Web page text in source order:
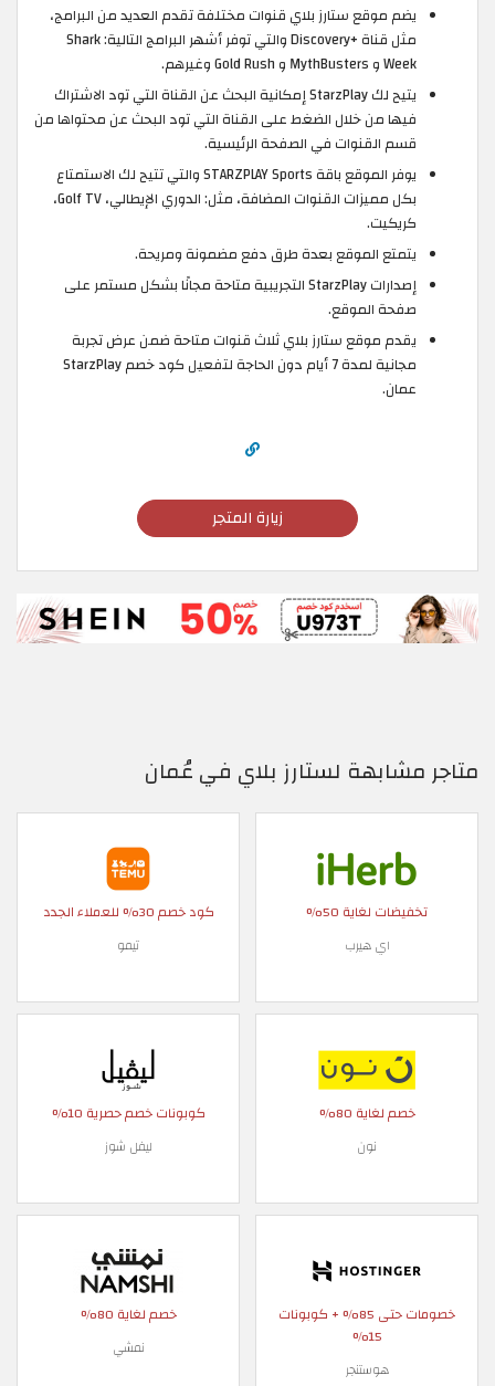
يضم موقع ستارز بلاي قنوات مختلفة تقدم العديد من البرامج،
مثل قناة +Discovery والتي توفر أشهر البرامج التالية: Shark
Week و MythBusters و Gold Rush وغيرهم.
يتيح لك StarzPlay إمكانية البحث عن القناة التي تود الاشتراك
فيها من خلال الضغط على القناة التي تود البحث عن محتواها من
قسم القنوات في الصفحة الرئيسية.
يوفر الموقع باقة STARZPLAY Sports والتي تتيح لك الاستمتاع
بكل مميزات القنوات المضافة، مثل: الدوري الإيطالي، Golf TV،
كريكيت.
يتمتع الموقع بعدة طرق دفع مضمونة ومريحة.
إصدارات StarzPlay التجريبية متاحة مجانًا بشكل مستمر على
صفحة الموقع.
يقدم موقع ستارز بلاي ثلاث قنوات متاحة ضمن عرض تجربة
مجانية لمدة 7 أيام دون الحاجة لتفعيل كود خصم StarzPlay
عمان.
زيارة المتجر
متاجر مشابهة لستارز بلاي في عُمان
تخفيضات لغاية 50%
اي هيرب
كود خصم 30% للعملاء الجدد
تيمو
خصم لغاية 80%
نون
كوبونات خصم حصرية 10%
ليفل شوز
خصومات حتى 85% + كوبونات
15%
هوستنجر
خصم لغاية 80%
نمشي